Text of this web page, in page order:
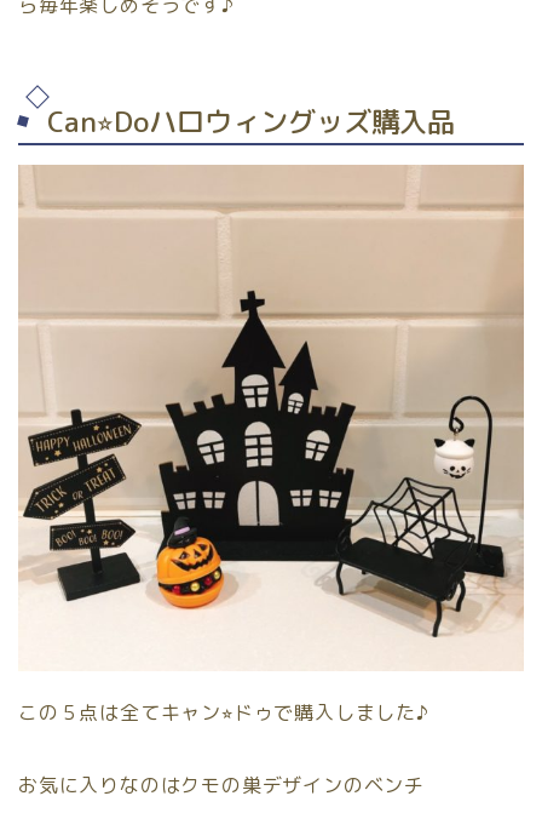
Can⭐︎Doハロウィングッズ購入品
この５点は全てキャン⭐︎ドゥで購入しました♪
お気に入りなのはクモの巣デザインのベンチ